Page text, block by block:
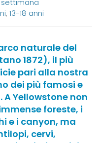
settimana
, 13-18 anni
naturale del
1872), il più
pari alla nostra
dei più famosi e
Yellowstone non
foreste, i
e i canyon, ma
cervi,